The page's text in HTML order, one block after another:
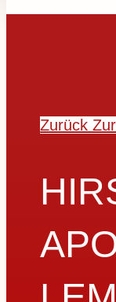
Zurück